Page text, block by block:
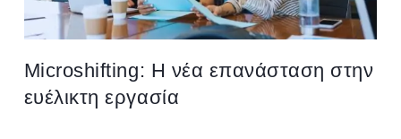
Microshifting: Η νέα επανάσταση στην
ευέλικτη εργασία